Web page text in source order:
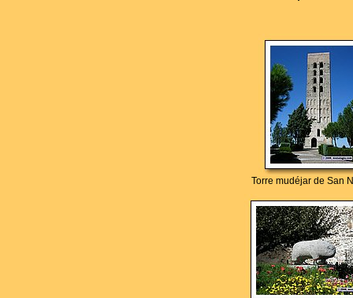
Torre mudéjar de San